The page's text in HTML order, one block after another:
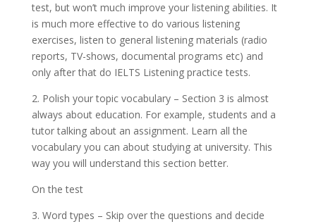
test, but won’t much improve your listening abilities. It
is much more effective to do various listening
exercises, listen to general listening materials (radio
reports, TV-shows, documental programs etc) and
only after that do IELTS Listening practice tests.
2. Polish your topic vocabulary – Section 3 is almost
always about education. For example, students and a
tutor talking about an assignment. Learn all the
vocabulary you can about studying at university. This
way you will understand this section better.
On the test
3. Word types – Skip over the questions and decide